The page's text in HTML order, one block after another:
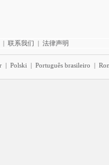
| 联系我们 | 法律声明
| Polski | Português brasileiro |